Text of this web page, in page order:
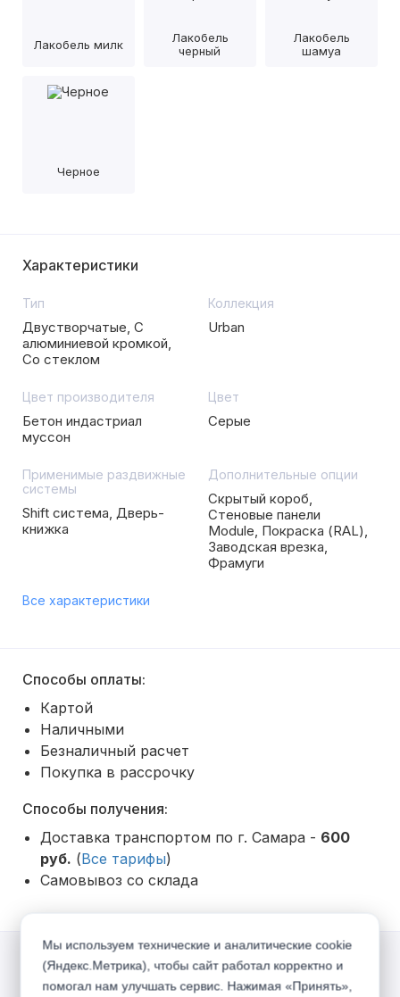
Лакобель милк
Лакобель
черный
Лакобель
шамуа
Черное
Характеристики
Тип
Двустворчатые, С
алюминиевой кромкой,
Со стеклом
Коллекция
Urban
Цвет производителя
Бетон индастриал
муссон
Цвет
Серые
Применимые раздвижные
системы
Shift система, Дверь-
книжка
Дополнительные опции
Скрытый короб,
Стеновые панели
Module, Покраска (RAL),
Заводская врезка,
Фрамуги
Все характеристики
Способы оплаты:
Картой
Наличными
Безналичный расчет
Покупка в рассрочку
Способы получения:
Доставка транспортом по г. Самара - 600
руб. (Все тарифы)
Самовывоз со склада
Акции
Мы используем технические и аналитические cookie
(Яндекс.Метрика), чтобы сайт работал корректно и
помогал нам улучшать сервис. Нажимая «Принять»,